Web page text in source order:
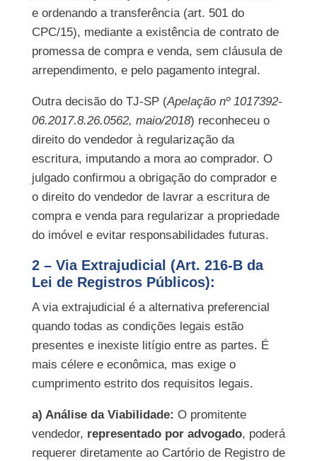
e ordenando a transferência (art. 501 do
CPC/15), mediante a existência de contrato de
promessa de compra e venda, sem cláusula de
arrependimento, e pelo pagamento integral.
Outra decisão do TJ-SP (Apelação nº 1017392-
06.2017.8.26.0562, maio/2018) reconheceu o
direito do vendedor à regularização da
escritura, imputando a mora ao comprador. O
julgado confirmou a obrigação do comprador e
o direito do vendedor de lavrar a escritura de
compra e venda para regularizar a propriedade
do imóvel e evitar responsabilidades futuras.
2 – Via Extrajudicial (Art. 216-B da
Lei de Registros Públicos):
A via extrajudicial é a alternativa preferencial
quando todas as condições legais estão
presentes e inexiste litígio entre as partes. É
mais célere e econômica, mas exige o
cumprimento estrito dos requisitos legais.
a) Análise da Viabilidade: O promitente
vendedor, representado por advogado, poderá
requerer diretamente ao Cartório de Registro de